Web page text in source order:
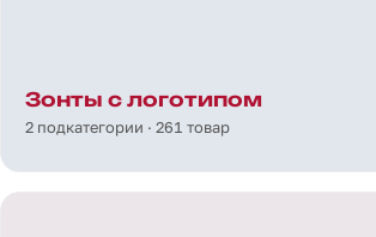
Зонты с логотипом
2 подкатегории · 261 товар